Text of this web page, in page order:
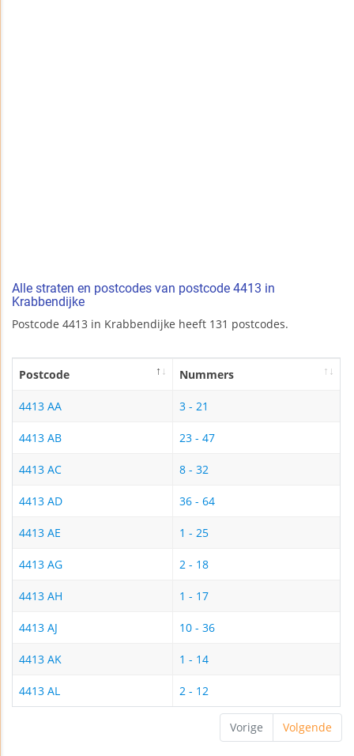
Alle straten en postcodes van postcode 4413 in
Krabbendijke
Postcode 4413 in Krabbendijke heeft 131 postcodes.
Postcode Nummers
4413 AA 3 - 21
4413 AB 23 - 47
4413 AC 8 - 32
4413 AD 36 - 64
4413 AE 1 - 25
4413 AG 2 - 18
4413 AH 1 - 17
4413 AJ 10 - 36
4413 AK 1 - 14
4413 AL 2 - 12
Vorige Volgende